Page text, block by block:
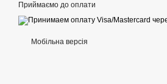
Приймаємо до оплати
Мобільна версія